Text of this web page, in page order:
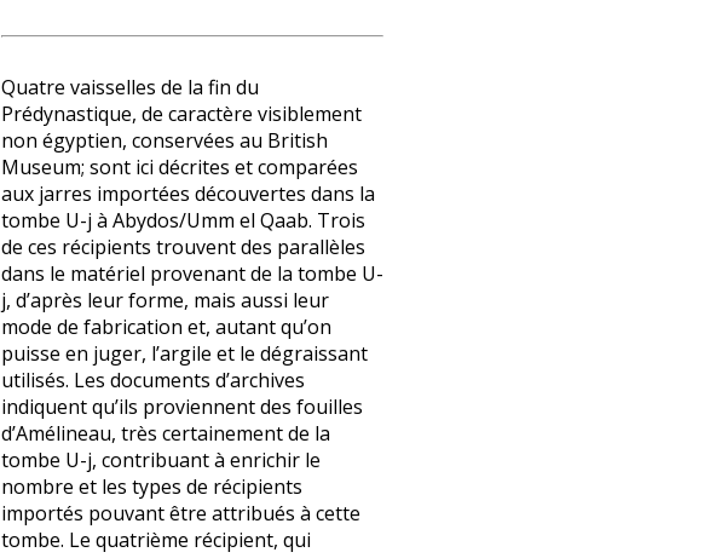
Quatre vaisselles de la fin du
Prédynastique, de caractère visiblement
non égyptien, conservées au British
Museum; sont ici décrites et comparées
aux jarres importées découvertes dans la
tombe U-j à Abydos/Umm el Qaab. Trois
de ces récipients trouvent des parallèles
dans le matériel provenant de la tombe U-
j, d’après leur forme, mais aussi leur
mode de fabrication et, autant qu’on
puisse en juger, l’argile et le dégraissant
utilisés. Les documents d’archives
indiquent qu’ils proviennent des fouilles
d’Amélineau, très certainement de la
tombe U-j, contribuant à enrichir le
nombre et les types de récipients
importés pouvant être attribués à cette
tombe. Le quatrième récipient, qui